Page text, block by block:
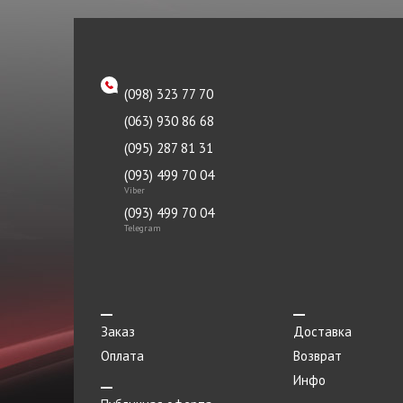
Петля капота левая
Пистон
Плафоны
Подкрылок
Подрамник
Порог метталический
Tyc
Океан
(098) 323 77 70
(063) 930 86 68
(095) 287 81 31
(093) 499 70 04
Viber
(093) 499 70 04
Telegram
Заказ
Оплата
Доставка
Возврат
Инфо